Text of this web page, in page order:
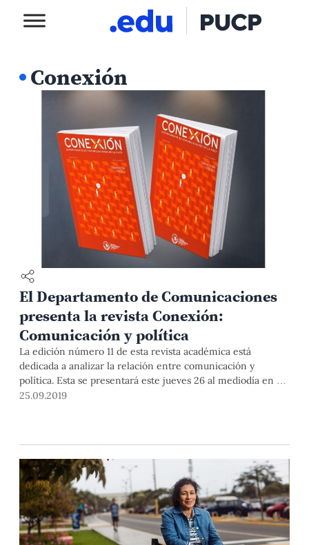
Conexión
El Departamento de Comunicaciones
presenta la revista Conexión:
Comunicación y política
La edición número 11 de esta revista académica está
dedicada a analizar la relación entre comunicación y
política. Esta se presentará este jueves 26 al mediodía en el
aula Z114 del Pabellón Z.
25.09.2019